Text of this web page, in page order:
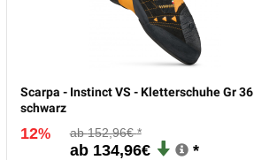
Scarpa - Instinct VS - Kletterschuhe Gr 36
schwarz
12% 152,96€
134,96€